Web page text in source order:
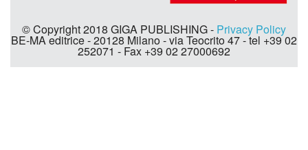
© Copyright 2018 GIGA PUBLISHING - Privacy Policy
BE-MA editrice - 20128 Milano - via Teocrito 47 - tel +39 02
252071 - Fax +39 02 27000692